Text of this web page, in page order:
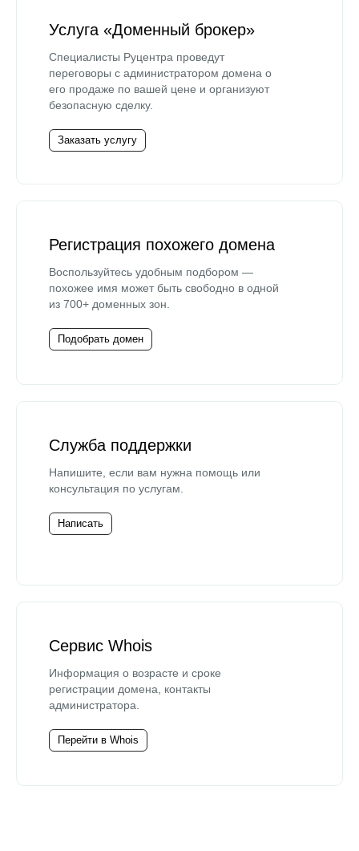
Услуга «Доменный брокер»
Специалисты Руцентра проведут
переговоры с администратором домена о
его продаже по вашей цене и организуют
безопасную сделку.
Заказать услугу
Регистрация похожего домена
Воспользуйтесь удобным подбором —
похожее имя может быть свободно в одной
из 700+ доменных зон.
Подобрать домен
Служба поддержки
Напишите, если вам нужна помощь или
консультация по услугам.
Написать
Сервис Whois
Информация о возрасте и сроке
регистрации домена, контакты
администратора.
Перейти в Whois